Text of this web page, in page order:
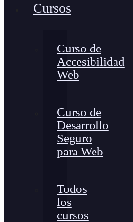
Cursos
Curso de
Accesibilidad
Web
Curso de
Desarrollo
Seguro
para Web
Todos
los
cursos